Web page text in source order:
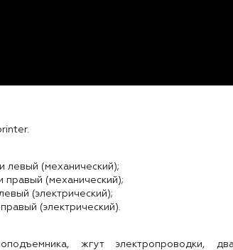
левый (механический);
(механический);
(электрический);
(электрический).
жгут электропроводки,